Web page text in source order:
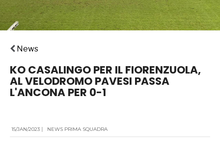
News
KO CASALINGO PER IL FIORENZUOLA,
AL VELODROMO PAVESI PASSA
L'ANCONA PER 0-1
15/JAN/2023 | NEWS PRIMA SQUADRA